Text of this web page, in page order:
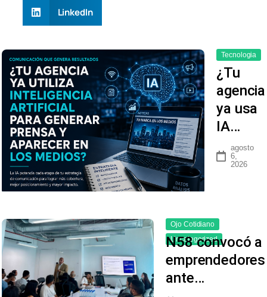
LinkedIn
Tecnologia
¿Tu
agencia
ya usa
IA…
agosto
6,
2026
Ojo Cotidiano
Uncategorized
N58 convocó a
emprendedores
ante…